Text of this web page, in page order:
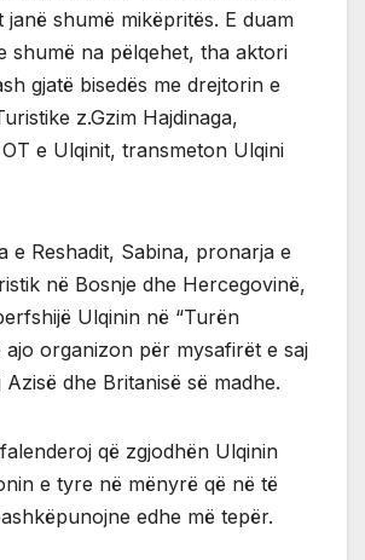
janë shumë mikëpritës. E duam
shumë na pëlqehet, tha aktori
gjatë bisedës me drejtorin e
z.Gzim Hajdinaga,
e Ulqinit, transmeton Ulqini
e Reshadit, Sabina, pronarja e
në Bosnje dhe Hercegovinë,
Ulqinin në “Turën
ajo organizon për mysafirët e saj
dhe Britanisë së madhe.
që zgjodhën Ulqinin
e tyre në mënyrë që në të
edhe më tepër.